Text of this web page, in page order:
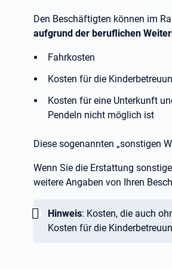
Den Beschäftigten können im
aufgrund der beruflichen
Fahrkosten
Kosten für die
Kosten für eine Unterkunft
Pendeln nicht möglich ist
Diese sogenannten „sonstigen
Wenn Sie die Erstattung
weitere Angaben von Ihren
Wichtig:
Hinweis: Kosten, die auch
Kosten für die